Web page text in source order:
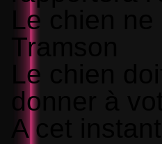
Le chien
Tramson
Le chien
donner à
A cet